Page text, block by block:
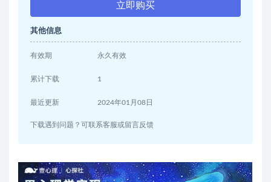
立即购买
其他信息
有效期 永久有效
累计下载 1
最近更新 2024年01月08日
下载遇到问题？可联系客服或留言反馈